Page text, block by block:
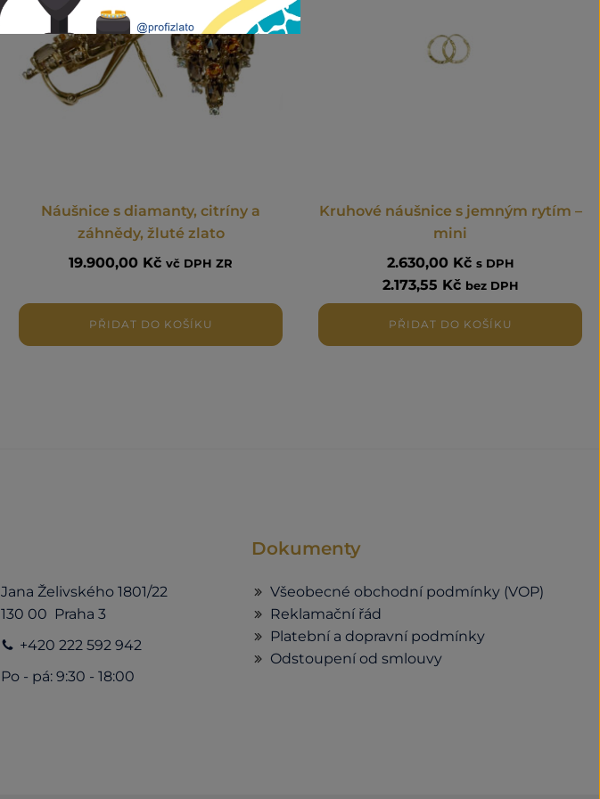
Náušnice s diamanty, citríny a
záhnědy, žluté zlato
19.900,00 Kč vč DPH ZR
PŘIDAT DO KOŠÍKU
Kruhové náušnice s jemným rytím –
mini
2.630,00 Kč s DPH
2.173,55 Kč bez DPH
PŘIDAT DO KOŠÍKU
Jana Želivského 1801/22
130 00 Praha 3
+420 222 592 942
Po - pá: 9:30 - 18:00
Dokumenty
Všeobecné obchodní podmínky (VOP)
Reklamační řád
Platební a dopravní podmínky
Odstoupení od smlouvy